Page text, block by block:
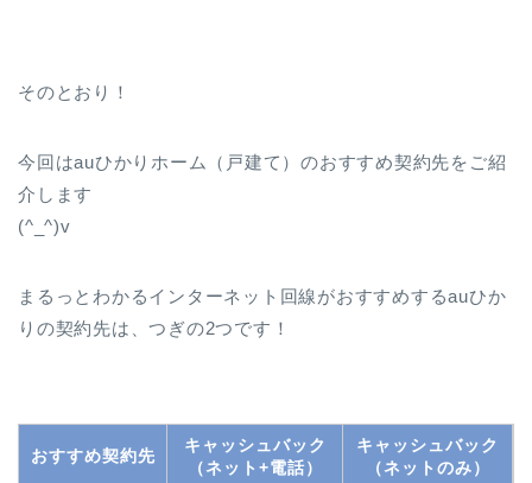
そのとおり！
今回はauひかりホーム（戸建て）のおすすめ契約先をご紹
介します
(^_^)v
まるっとわかるインターネット回線がおすすめするauひか
りの契約先は、つぎの2つです！
おすすめ契約先
キャッシュバック
（ネット+電話）
キャッシュバック
（ネットのみ）